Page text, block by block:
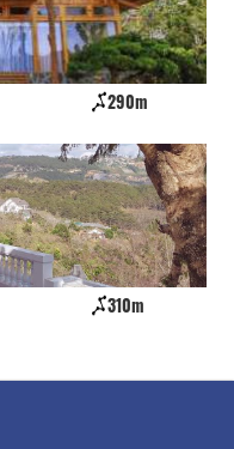
290m
310m